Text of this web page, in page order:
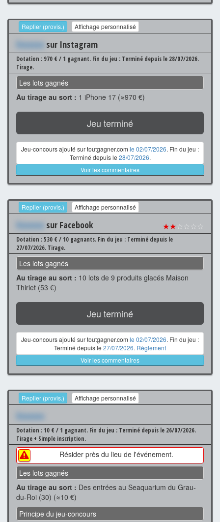
Replier (provis.) Affichage personnalisé
Xxxxxxx sur Instagram
Dotation : 970 € / 1 gagnant. Fin du jeu : Terminé depuis le 28/07/2026.
Tirage.
Les lots gagnés
Au tirage au sort : 1 iPhone 17 (≈970 €)
Jeu terminé
Jeu-concours ajouté sur toutgagner.com le 02/07/2026. Fin du jeu :
Terminé depuis le 28/07/2026.
Voir les commentaires
Replier (provis.) Affichage personnalisé
Xxxxxxx sur Facebook ★★☆☆☆☆
Dotation : 530 € / 10 gagnants. Fin du jeu : Terminé depuis le
27/07/2026. Tirage.
Les lots gagnés
Au tirage au sort : 10 lots de 9 produits glacés Maison
Thiriet (53 €)
Jeu terminé
Jeu-concours ajouté sur toutgagner.com le 02/07/2026. Fin du jeu :
Terminé depuis le 27/07/2026. Règlement
Voir les commentaires
Replier (provis.) Affichage personnalisé
Xxxxxxx
Dotation : 10 € / 1 gagnant. Fin du jeu : Terminé depuis le 26/07/2026.
Tirage + Simple inscription.
Résider près du lieu de l'événement.
Les lots gagnés
Au tirage au sort : Des entrées au Seaquarium du Grau-
du-Roi (30) (≈10 €)
Principe du jeu-concours